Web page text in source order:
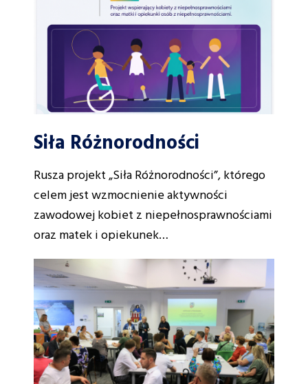
Siła Różnorodności
Rusza projekt „Siła Różnorodności”, którego
celem jest wzmocnienie aktywności
zawodowej kobiet z niepełnosprawnościami
oraz matek i opiekunek…